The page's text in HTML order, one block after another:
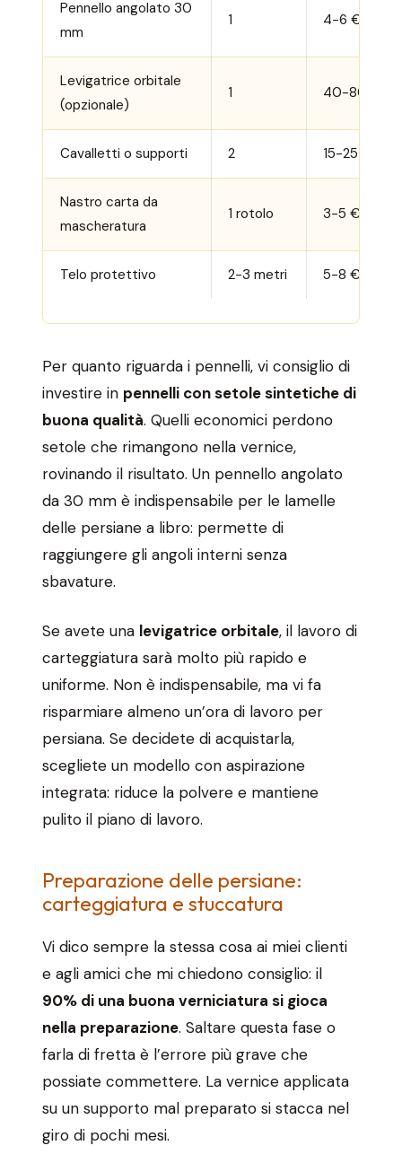
Pennello angolato 30
mm
1 4-6 €
Levigatrice orbitale
(opzionale)
1 40-80 €
Cavalletti o supporti 2 15-25 €
Nastro carta da
mascheratura
1 rotolo 3-5 €
Telo protettivo 2-3 metri 5-8 €
Per quanto riguarda i pennelli, vi consiglio di
investire in pennelli con setole sintetiche di
buona qualità. Quelli economici perdono
setole che rimangono nella vernice,
rovinando il risultato. Un pennello angolato
da 30 mm è indispensabile per le lamelle
delle persiane a libro: permette di
raggiungere gli angoli interni senza
sbavature.
Se avete una levigatrice orbitale, il lavoro di
carteggiatura sarà molto più rapido e
uniforme. Non è indispensabile, ma vi fa
risparmiare almeno un’ora di lavoro per
persiana. Se decidete di acquistarla,
scegliete un modello con aspirazione
integrata: riduce la polvere e mantiene
pulito il piano di lavoro.
Preparazione delle persiane:
carteggiatura e stuccatura
Vi dico sempre la stessa cosa ai miei clienti
e agli amici che mi chiedono consiglio: il
90% di una buona verniciatura si gioca
nella preparazione. Saltare questa fase o
farla di fretta è l’errore più grave che
possiate commettere. La vernice applicata
su un supporto mal preparato si stacca nel
giro di pochi mesi.